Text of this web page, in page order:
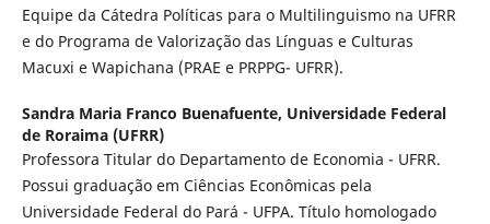
Equipe da Cátedra Políticas para o Multilinguismo na UFRR
e do Programa de Valorização das Línguas e Culturas
Macuxi e Wapichana (PRAE e PRPPG- UFRR).
Sandra Maria Franco Buenafuente, Universidade Federal
de Roraima (UFRR)
Professora Titular do Departamento de Economia - UFRR.
Possui graduação em Ciências Econômicas pela
Universidade Federal do Pará - UFPA. Título homologado